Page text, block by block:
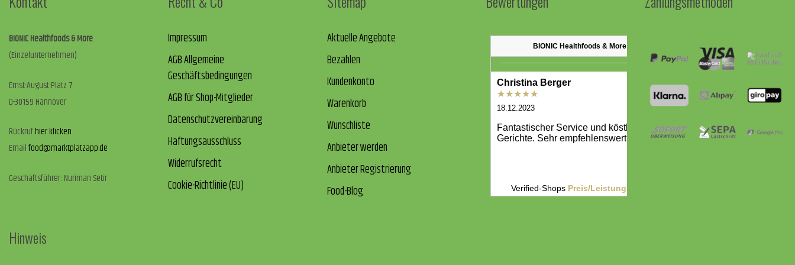
BIONIC Healthfoods & More
(Einzelunternehmen)
Ernst-August-Platz 7
D-30159 Hannover
Rückrufhier klicken
Emailfood@marktplatzapp.de
Geschäftsführer: Nuriman Setir
Impressum
AGB Allgemeine
Geschäftsbedingungen
AGB für Shop-Mitglieder
Datenschutzvereinbarung
Haftungsausschluss
Widerrufsrecht
Cookie-Richtlinie (EU)
Aktuelle Angebote
Bezahlen
Kundenkonto
Warenkorb
Wunschliste
Anbieter werden
Anbieter Registrierung
Food-Blog
Hinweis